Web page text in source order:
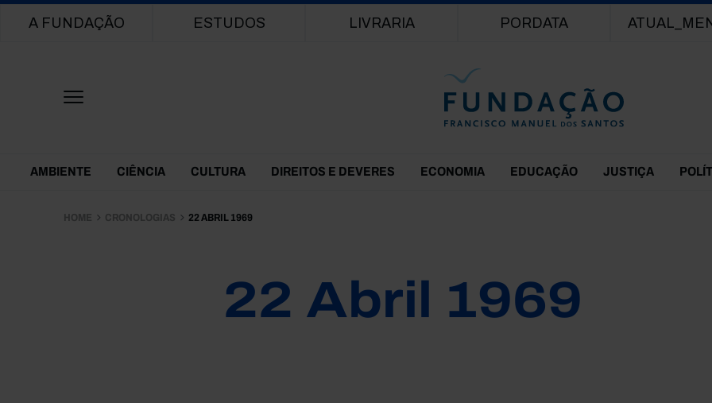
Main navigation
A FUNDAÇÃO ESTUDOS LIVRARIA PORDATA
Themes Menu
AMBIENTE CIÊNCIA CULTURA DIREITOS E DEVERES ECONOMIA EDUCAÇÃO JUSTIÇA
HOME CRONOLOGIAS 22 ABRIL 1969
22 Abril 1969